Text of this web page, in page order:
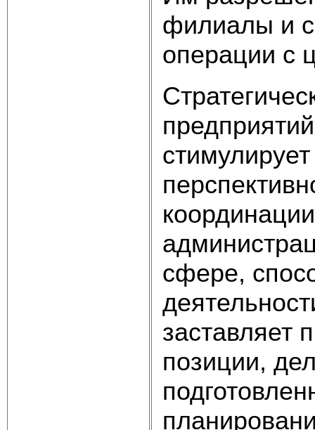
филиалы и
операции с
сфере,
заставляет
позиции,